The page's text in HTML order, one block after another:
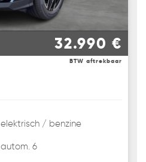
32.990 €
BTW aftrekbaar
elektrisch / benzine
autom. 6